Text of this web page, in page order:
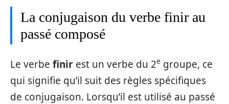
La conjugaison du verbe finir au
passé composé
Le verbe finir est un verbe du 2e groupe, ce
qui signifie qu’il suit des règles spécifiques
de conjugaison. Lorsqu’il est utilisé au passé